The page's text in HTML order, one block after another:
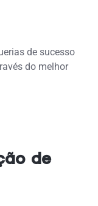
de sucesso
do melhor
de